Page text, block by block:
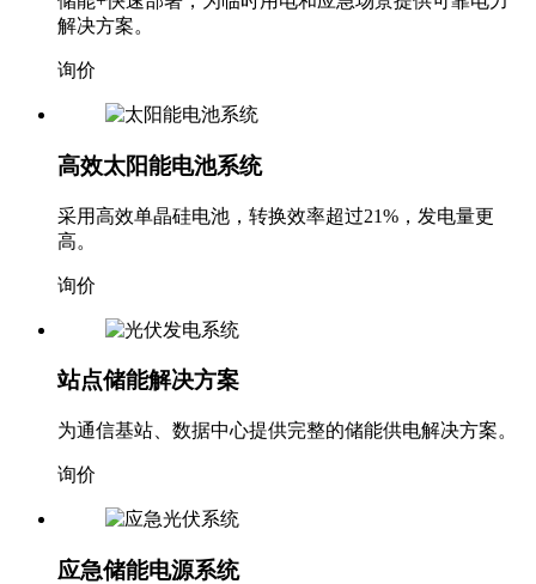
解决方案。
询价
高效太阳能电池系统
采用高效单晶硅电池，转换效率超过21%，发电量更
高。
询价
站点储能解决方案
为通信基站、数据中心提供完整的储能供电解决方案。
询价
应急储能电源系统